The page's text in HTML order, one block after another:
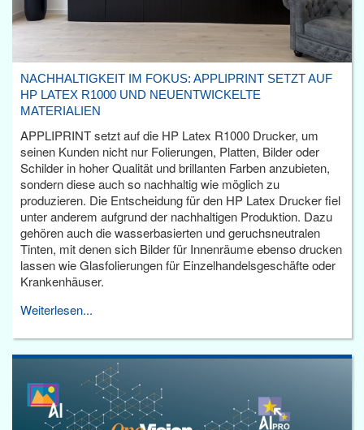
NACHHALTIGKEIT IM FOKUS: APPLIPRINT SETZT AUF
HP LATEX R1000 UND NEUENTWICKELTE
MATERIALIEN
APPLIPRINT setzt auf die HP Latex R1000 Drucker, um
seinen Kunden nicht nur Folierungen, Platten, Bilder oder
Schilder in hoher Qualität und brillanten Farben anzubieten,
sondern diese auch so nachhaltig wie möglich zu
produzieren. Die Entscheidung für den HP Latex Drucker fiel
unter anderem aufgrund der nachhaltigen Produktion. Dazu
gehören auch die wasserbasierten und geruchsneutralen
Tinten, mit denen sich Bilder für Innenräume ebenso drucken
lassen wie Glasfolierungen für Einzelhandelsgeschäfte oder
Krankenhäuser.
Weiterlesen...